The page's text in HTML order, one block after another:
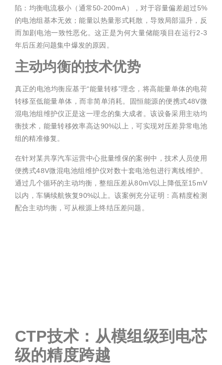
陷：均衡电流极小（通常50-200mA），对于容量偏差超过5%
的电池组基本无效；能量以热量形式耗散，导致局部温升，反
而加剧电池一致性恶化。这正是为何大量储能项目在运行2-3
年后压差问题集中爆发的原因。
主动均衡的技术优势
真正的电池均衡应基于“能量转移”理念，将高能量单体的电荷
转移至低能量单体，而非简单消耗。固恒能源的便携式48V微
混电池组维护仪正是这一理念的集大成者。该设备采用主动均
衡技术，能量转移效率高达90%以上，可实现对压差异常电池
组的精准修复。
在针对某共享汽车运营中心批量维保的案例中，技术人员使用
便携式48V微混电池组维护仪对数十套电池包进行离线维护。
通过几个循环的主动均衡，整组压差从80mV以上降低至15mV
以内，车辆续航恢复90%以上。该案例充分证明：高精度检测
配合主动均衡，可从根源上终结压差问题。
CTP技术：从模组级到电芯
级的精度跨越